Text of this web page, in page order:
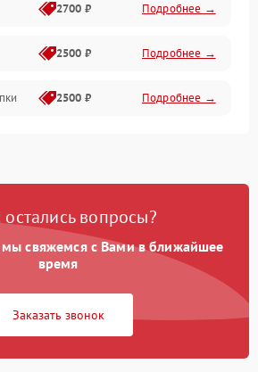
2700 ₽ Подробнее →
2500 ₽ Подробнее →
2500 ₽ Подробнее →
остались вопросы?
мы свяжемся с Вами в ближайшее
время
Заказать звонок